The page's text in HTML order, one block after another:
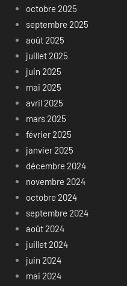
octobre 2025
septembre 2025
août 2025
juillet 2025
juin 2025
mai 2025
avril 2025
mars 2025
février 2025
janvier 2025
décembre 2024
novembre 2024
octobre 2024
septembre 2024
août 2024
juillet 2024
juin 2024
mai 2024